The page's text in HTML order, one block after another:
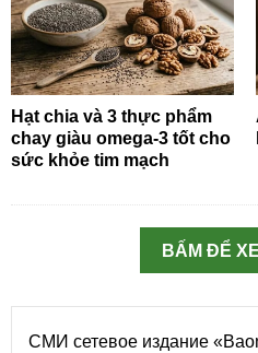
Hạt chia và 3 thực phẩm
chay giàu omega-3 tốt cho
sức khỏe tim mạch
BẤM ĐỂ
СМИ сетевое издание